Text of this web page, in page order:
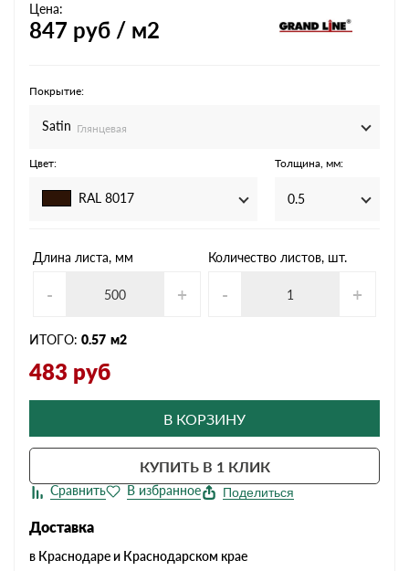
Цена:
847 руб / м2
Покрытие:
Satin Глянцевая
Цвет:
RAL 8017
Толщина, мм:
0.5
Длина листа, мм
- +
Количество листов, шт.
- +
ИТОГО: 0.57 м2
483 руб
В КОРЗИНУ
КУПИТЬ В 1 КЛИК
Поделиться
Доставка
в Краснодаре и Краснодарском крае